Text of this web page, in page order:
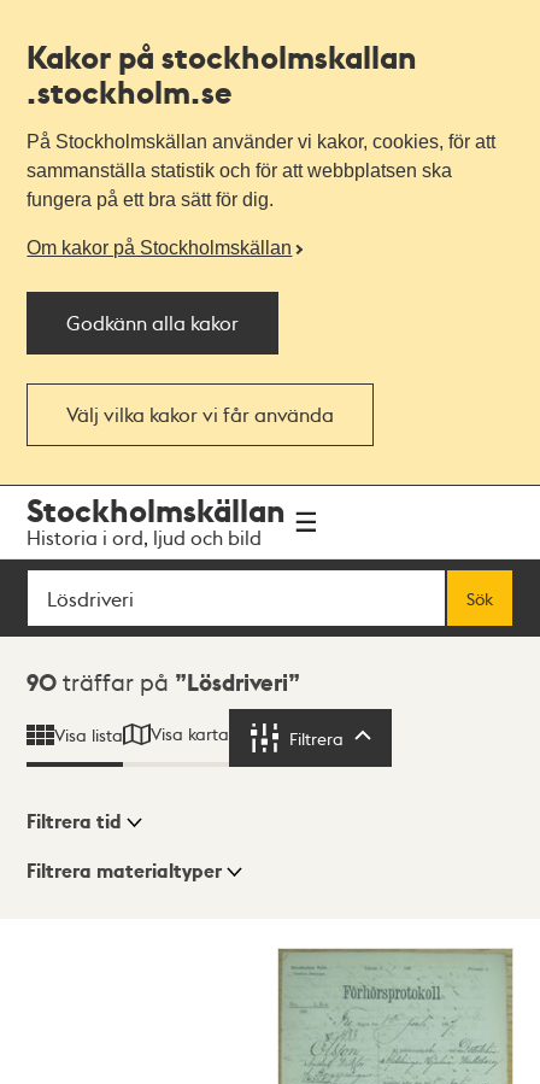
Kakor på stockholmskallan
.stockholm.se
På Stockholmskällan använder vi kakor, cookies, för att
sammanställa statistik och för att webbplatsen ska
fungera på ett bra sätt för dig.
Om kakor på Stockholmskällan
Godkänn alla kakor
Välj vilka kakor vi får använda
navigationen
huvudinnehållet
Stockholmskällan
Historia i ord, ljud och bild
Sök
Sök
Sökresultat
90 träffar på Lösdriveri
Visa lista Visa karta Filtrera
Visningsläge
Filtrera tid
Filtrera materialtyper